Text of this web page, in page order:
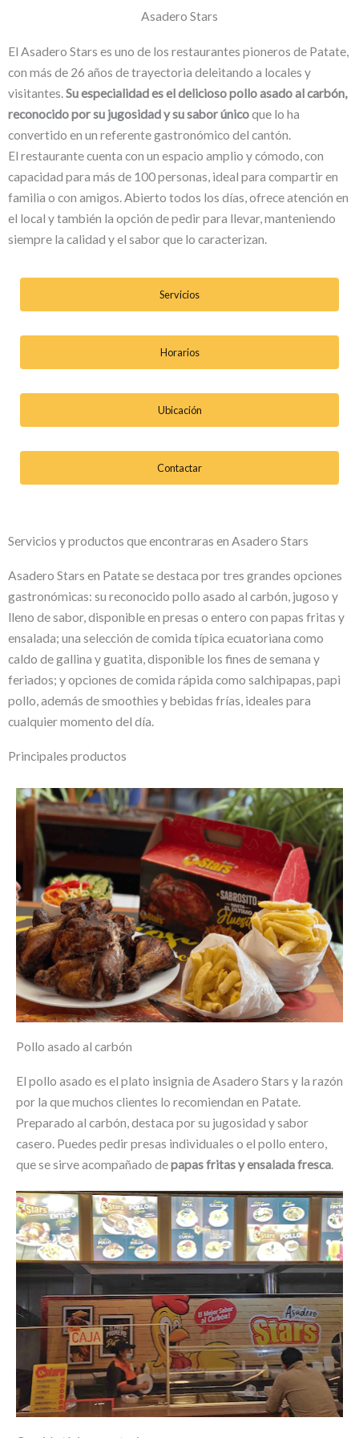
Asadero Stars
El Asadero Stars es uno de los restaurantes pioneros de Patate,
con más de 26 años de trayectoria deleitando a locales y
visitantes.Su especialidad es el delicioso pollo asado al carbón,
reconocido por su jugosidad y su sabor únicoque lo ha
convertido en un referente gastronómico del cantón.
El restaurante cuenta con un espacio amplio y cómodo, con
capacidad para más de 100 personas, ideal para compartir en
familia o con amigos. Abierto todos los días, ofrece atención en
el local y también la opción de pedir para llevar, manteniendo
siempre la calidad y el sabor que lo caracterizan.
Servicios
Horarios
Ubicación
Contactar
Servicios y productos que encontraras en Asadero Stars
Asadero Stars en Patate se destaca por tres grandes opciones
gastronómicas: su reconocido pollo asado al carbón, jugoso y
lleno de sabor, disponible en presas o entero con papas fritas y
ensalada; una selección de comida típica ecuatoriana como
caldo de gallina y guatita, disponible los fines de semana y
feriados; y opciones de comida rápida como salchipapas, papi
pollo, además de smoothies y bebidas frías, ideales para
cualquier momento del día.
Principales productos
Pollo asado al carbón
El pollo asado es el plato insignia de Asadero Stars y la razón
por la que muchos clientes lo recomiendan en Patate.
Preparado al carbón, destaca por su jugosidad y sabor
casero. Puedes pedir presas individuales o el pollo entero,
que se sirve acompañado depapas fritas y ensalada fresca.